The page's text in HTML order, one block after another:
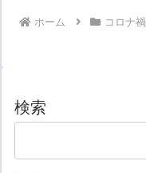
ホーム コロナ禍
検索